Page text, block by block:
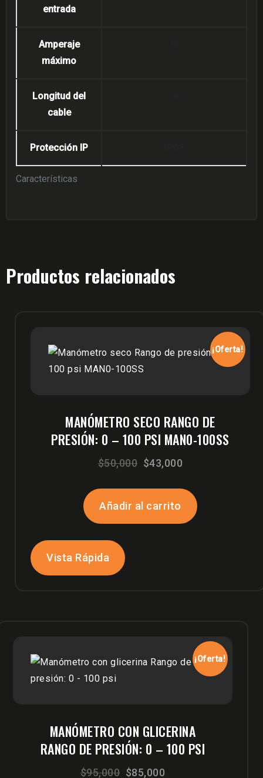
Características
entrada
Amperaje
máximo
Longitud del
cable
Protección IP
Productos relacionados
¡Oferta!
MANÓMETRO SECO RANGO DE
PRESIÓN: 0 – 100 PSI MAN0-100SS
$50,000 El
original
$43,000
actual
es:
Añadir al carrito
Vista Rápida
¡Oferta!
MANÓMETRO CON GLICERINA
RANGO DE PRESIÓN: 0 – 100 PSI
$95,000 El
$85,000